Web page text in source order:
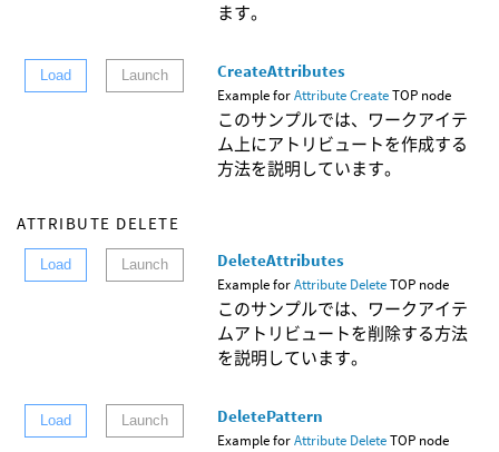
ます。
Load Launch CreateAttributes
Example forAttribute CreateTOP node
このサンプルでは、ワークアイテ
ム上にアトリビュートを作成する
方法を説明しています。
ATTRIBUTE DELETE
Load Launch DeleteAttributes
Example forAttribute DeleteTOP node
このサンプルでは、ワークアイテ
ムアトリビュートを削除する方法
を説明しています。
Load Launch DeletePattern
Example forAttribute DeleteTOP node